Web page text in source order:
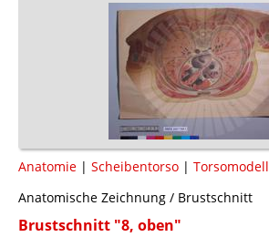
Anatomie | Scheibentorso | Torsomodell
Anatomische Zeichnung / Brustschnitt
Brustschnitt "8, oben"